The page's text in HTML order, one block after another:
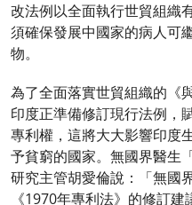
改法例以全面執行世貿組織
須確保發展中國家的病人可
物。
為了全面落實世貿組織的《
印度正準備修訂現行法例，
專利權，這將大大影響印度
予貧窮的國家。無國界醫生
研究主管胡愛倫說：「無國
《1970年專利法》的修訂